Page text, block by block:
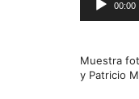
00:00
Muestra
y Patricio